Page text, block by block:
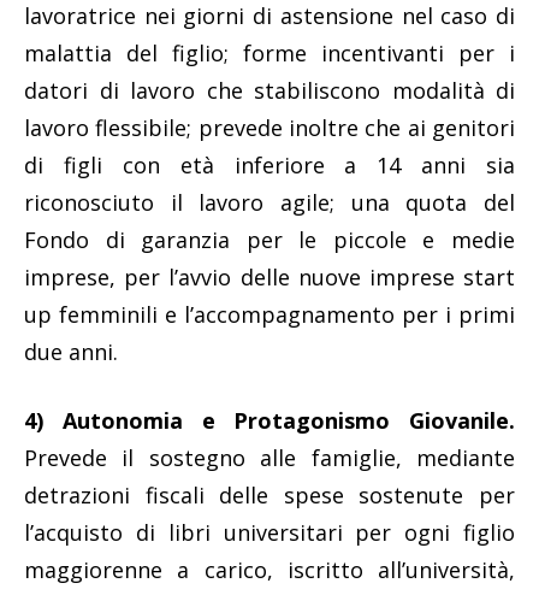
lavoratrice nei giorni di astensione nel caso di
malattia del figlio; forme incentivanti per i
datori di lavoro che stabiliscono modalità di
lavoro flessibile; prevede inoltre che ai genitori
di figli con età inferiore a 14 anni sia
riconosciuto il lavoro agile; una quota del
Fondo di garanzia per le piccole e medie
imprese, per l’avvio delle nuove imprese start
up femminili e l’accompagnamento per i primi
due anni.
4) Autonomia e Protagonismo Giovanile.
Prevede il sostegno alle famiglie, mediante
detrazioni fiscali delle spese sostenute per
l’acquisto di libri universitari per ogni figlio
maggiorenne a carico, iscritto all’università,